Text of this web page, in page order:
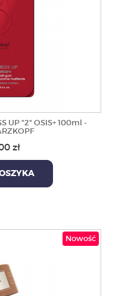
UP "2" OSIS+ 100ml -
zł
Nowość